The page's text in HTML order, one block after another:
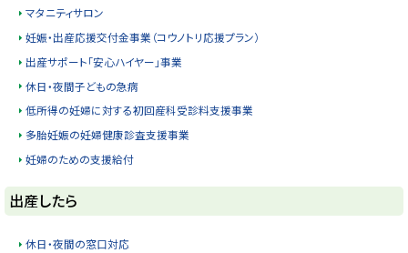
マタニティサロン
妊娠・出産応援交付金事業（コウノトリ応援プラン）
出産サポート「安心ハイヤー」事業
休日・夜間子どもの急病
低所得の妊婦に対する初回産科受診料支援事業
多胎妊娠の妊婦健康診査支援事業
妊婦のための支援給付
ト
ッ
プ
出産したら
休日・夜間の窓口対応